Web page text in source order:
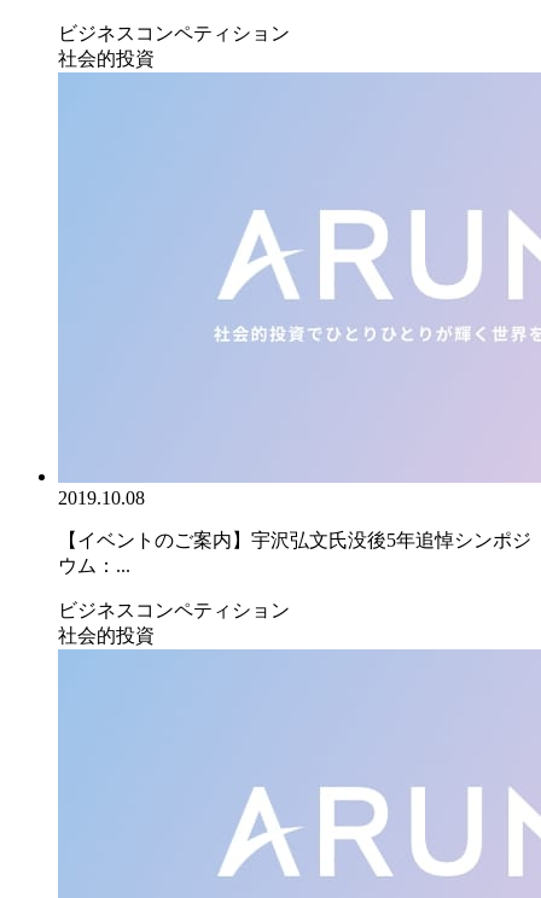
ビジネスコンペティション
社会的投資
2019.10.08
【イベントのご案内】宇沢弘文氏没後5年追悼シンポジ
ウム：...
ビジネスコンペティション
社会的投資